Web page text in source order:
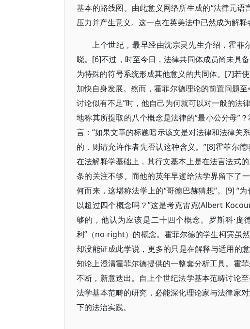
基本的路线图。由此意义网络所生成的“法律元
压力并产生意义。这一点在英美法中已然成为解释
上个世纪，最早经由沈宗灵先生介绍，霍菲
晓。[6]不过，时至今日，法律共同体成员尚未具
为特殊的符号系统形成其他意义的共同体。[7]若
加快自身发展。然而，霍菲尔德理论的前置问题
讨论似有不足”时，他自己为何就可以对一般的法
地称其所提取的八个概念是法律的“最小公分母”
言：“如果文章的标题暗示该文是对法律和法律
的，则请允许作者先否认这种含义。”[8]霍菲尔
在法解释学基础上，其行文基本上是在法言法式
条的关注不够。而他的英年早逝给法学界留下了
何而来，这堪称法学上的“哥德巴赫猜想”。[9] “
以超过四个概念吗？”这是考克雷克(Albert
够的，他认为应该是二十四个概念。罗斯科·
利”（no-right）的概念。霍菲尔德的学生柯宾虽
却没能证成此学说，更多的只是在解释与适用的
知论上澄清霍菲尔德提供的一整套分析工具。霍
不断，新意迭出。自上个世纪法学基本范畴讨论
法学基本范畴的研究，必能深化理论家与法律家
下的法治实践。